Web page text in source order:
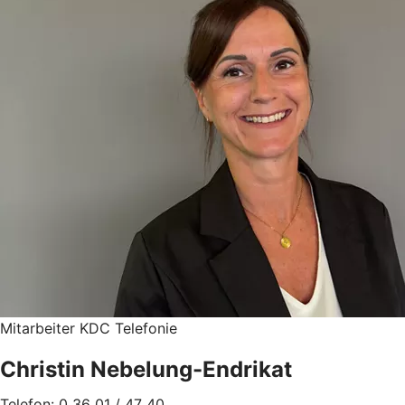
Mitarbeiter KDC Telefonie
Christin Nebelung-Endrikat